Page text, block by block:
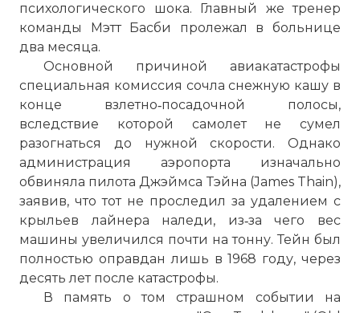
психологического шока. Главный же тренер
команды Мэтт Басби пролежал в больнице
два месяца.
Основной причиной авиакатастрофы
специальная комиссия сочла снежную кашу в
конце взлетно‑посадочной полосы,
вследствие которой самолет не сумел
разогнаться до нужной скорости. Однако
администрация аэропорта изначально
обвиняла пилота Джэймса Тэйна (James Thain),
заявив, что тот не проследил за удалением с
крыльев лайнера наледи, из‑за чего вес
машины увеличился почти на тонну. Тейн был
полностью оправдан лишь в 1968 году, через
десять лет после катастрофы.
В память о том страшном событии на